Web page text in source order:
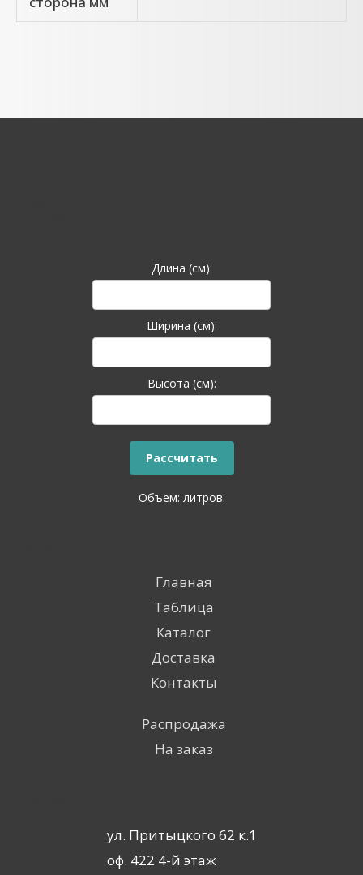
Длина (см):
Ширина (см):
Высота (см):
Объем: литров.
Главная
Таблица
Каталог
Доставка
Контакты
Распродажа
На заказ
ул. Притыцкого 62 к.1
оф. 422 4-й этаж